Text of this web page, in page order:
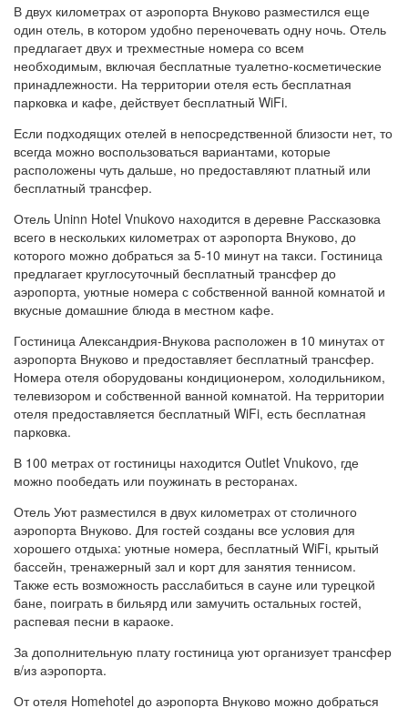
В двух километрах от аэропорта Внуково разместился еще
один отель, в котором удобно переночевать одну ночь. Отель
предлагает двух и трехместные номера со всем
необходимым, включая бесплатные туалетно-косметические
принадлежности. На территории отеля есть бесплатная
парковка и кафе, действует бесплатный WiFi.
Если подходящих отелей в непосредственной близости нет, то
всегда можно воспользоваться вариантами, которые
расположены чуть дальше, но предоставляют платный или
бесплатный трансфер.
Отель Uninn Hotel Vnukovo находится в деревне Рассказовка
всего в нескольких километрах от аэропорта Внуково, до
которого можно добраться за 5-10 минут на такси. Гостиница
предлагает круглосуточный бесплатный трансфер до
аэропорта, уютные номера с собственной ванной комнатой и
вкусные домашние блюда в местном кафе.
Гостиница Александрия-Внукова расположен в 10 минутах от
аэропорта Внуково и предоставляет бесплатный трансфер.
Номера отеля оборудованы кондиционером, холодильником,
телевизором и собственной ванной комнатой. На территории
отеля предоставляется бесплатный WiFi, есть бесплатная
парковка.
В 100 метрах от гостиницы находится Outlet Vnukovo, где
можно пообедать или поужинать в ресторанах.
Отель Уют разместился в двух километрах от столичного
аэропорта Внуково. Для гостей созданы все условия для
хорошего отдыха: уютные номера, бесплатный WiFi, крытый
бассейн, тренажерный зал и корт для занятия теннисом.
Также есть возможность расслабиться в сауне или турецкой
бане, поиграть в бильярд или замучить остальных гостей,
распевая песни в караоке.
За дополнительную плату гостиница уют организует трансфер
в/из аэропорта.
От отеля Homehotel до аэропорта Внуково можно добраться